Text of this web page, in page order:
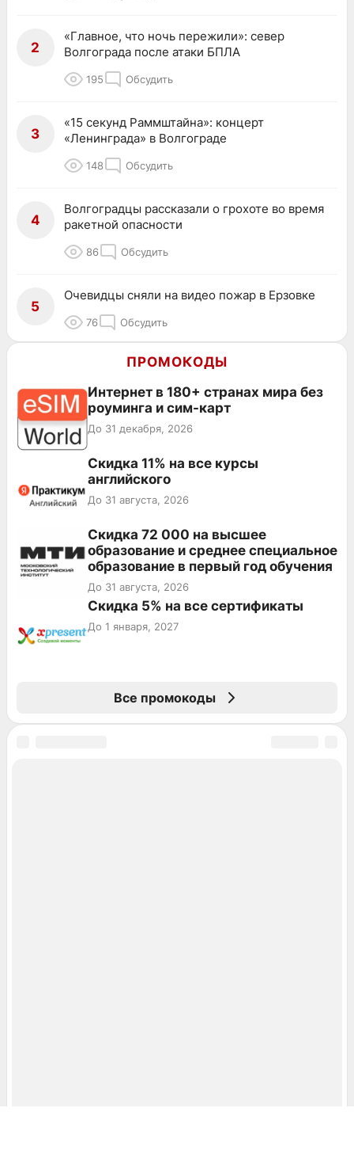
2
«Главное, что ночь пережили»: север
Волгограда после атаки БПЛА
195 Обсудить
3
«15 секунд Раммштайна»: концерт
«Ленинграда» в Волгограде
148 Обсудить
4
Волгоградцы рассказали о грохоте во время
ракетной опасности
86 Обсудить
5
Очевидцы сняли на видео пожар в Ерзовке
76 Обсудить
ПРОМОКОДЫ
Интернет в 180+ странах мира без
роуминга и сим-карт
До 31 декабря, 2026
Скидка 11% на все курсы
английского
До 31 августа, 2026
Скидка 72 000 на высшее
образование и среднее специальное
образование в первый год обучения
До 31 августа, 2026
Скидка 5% на все сертификаты
До 1 января, 2027
Все промокоды